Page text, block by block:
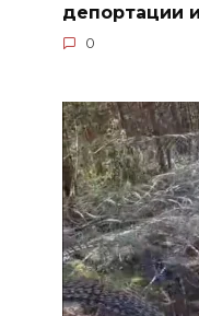
депортации
0